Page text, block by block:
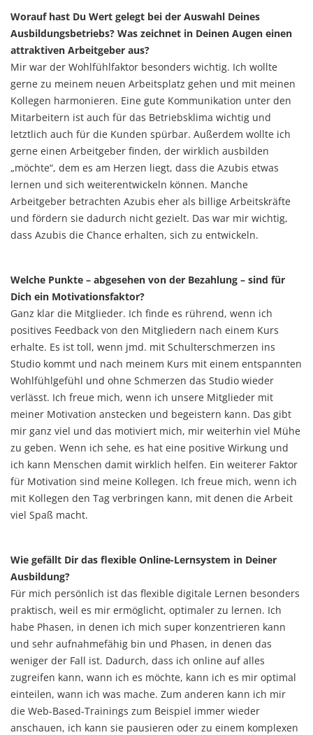
Worauf hast Du Wert gelegt bei der Auswahl Deines
Ausbildungsbetriebs? Was zeichnet in Deinen Augen einen
attraktiven Arbeitgeber aus?
Mir war der Wohlfühlfaktor besonders wichtig. Ich wollte
gerne zu meinem neuen Arbeitsplatz gehen und mit meinen
Kollegen harmonieren. Eine gute Kommunikation unter den
Mitarbeitern ist auch für das Betriebsklima wichtig und
letztlich auch für die Kunden spürbar. Außerdem wollte ich
gerne einen Arbeitgeber finden, der wirklich ausbilden
„möchte“, dem es am Herzen liegt, dass die Azubis etwas
lernen und sich weiterentwickeln können. Manche
Arbeitgeber betrachten Azubis eher als billige Arbeitskräfte
und fördern sie dadurch nicht gezielt. Das war mir wichtig,
dass Azubis die Chance erhalten, sich zu entwickeln.
Welche Punkte – abgesehen von der Bezahlung – sind für
Dich ein Motivationsfaktor?
Ganz klar die Mitglieder. Ich finde es rührend, wenn ich
positives Feedback von den Mitgliedern nach einem Kurs
erhalte. Es ist toll, wenn jmd. mit Schulterschmerzen ins
Studio kommt und nach meinem Kurs mit einem entspannten
Wohlfühlgefühl und ohne Schmerzen das Studio wieder
verlässt. Ich freue mich, wenn ich unsere Mitglieder mit
meiner Motivation anstecken und begeistern kann. Das gibt
mir ganz viel und das motiviert mich, mir weiterhin viel Mühe
zu geben. Wenn ich sehe, es hat eine positive Wirkung und
ich kann Menschen damit wirklich helfen. Ein weiterer Faktor
für Motivation sind meine Kollegen. Ich freue mich, wenn ich
mit Kollegen den Tag verbringen kann, mit denen die Arbeit
viel Spaß macht.
Wie gefällt Dir das flexible Online-Lernsystem in Deiner
Ausbildung?
Für mich persönlich ist das flexible digitale Lernen besonders
praktisch, weil es mir ermöglicht, optimaler zu lernen. Ich
habe Phasen, in denen ich mich super konzentrieren kann
und sehr aufnahmefähig bin und Phasen, in denen das
weniger der Fall ist. Dadurch, dass ich online auf alles
zugreifen kann, wann ich es möchte, kann ich es mir optimal
einteilen, wann ich was mache. Zum anderen kann ich mir
die Web-Based-Trainings zum Beispiel immer wieder
anschauen, ich kann sie pausieren oder zu einem komplexen